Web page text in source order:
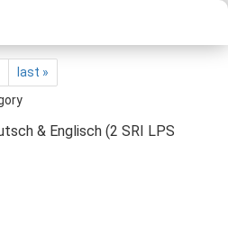
last »
& Englisch (2 SRI LPS